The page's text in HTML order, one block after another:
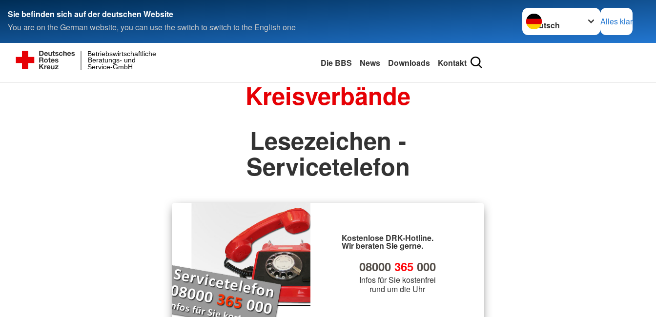
Sie befinden sich auf der deutschen Website
You are on the German website, you can use the switch to switch to the English one
Sprache wechseln zu
Alles klar
Service-GmbH
Beratungs- und
Betriebswirtschaftliche
Die BBS News Downloads Kontakt
Kreisverbände
Lesezeichen -
Servicetelefon
Kostenlose DRK-Hotline.
Wir beraten Sie gerne.
08000 365000
Infos für Sie kostenfrei
rund um die Uhr